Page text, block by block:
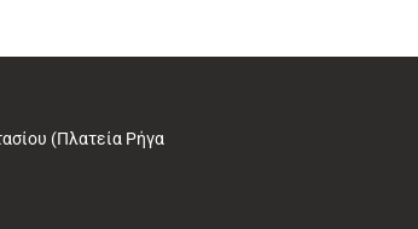
(Πλατεία Ρήγα